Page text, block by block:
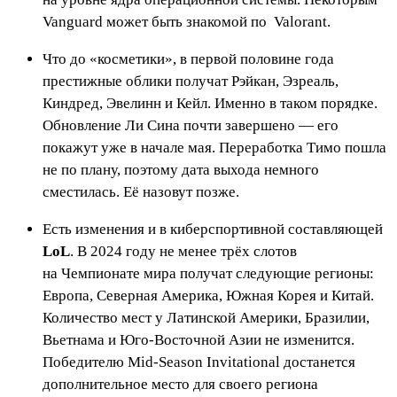
Vanguard может быть знакомой по Valorant.
Что до «косметики», в первой половине года
престижные облики получат Рэйкан, Эзреаль,
Киндред, Эвелинн и Кейл. Именно в таком порядке.
Обновление Ли Сина почти завершено — его
покажут уже в начале мая. Переработка Тимо пошла
не по плану, поэтому дата выхода немного
сместилась. Её назовут позже.
Есть изменения и в киберспортивной составляющей
LoL. В 2024 году не менее трёх слотов
на Чемпионате мира получат следующие регионы:
Европа, Северная Америка, Южная Корея и Китай.
Количество мест у Латинской Америки, Бразилии,
Вьетнама и Юго-Восточной Азии не изменится.
Победителю Mid-Season Invitational достанется
дополнительное место для своего региона